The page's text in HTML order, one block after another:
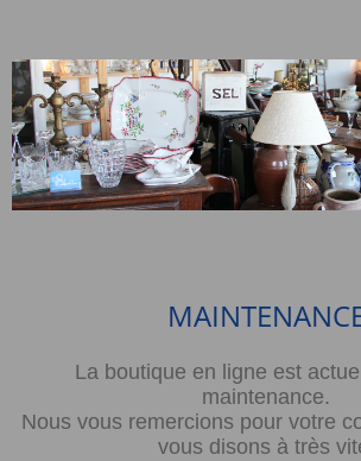
La boutique en ligne est
maintenance.
Nous vous remercions pour votre
vous disons à très